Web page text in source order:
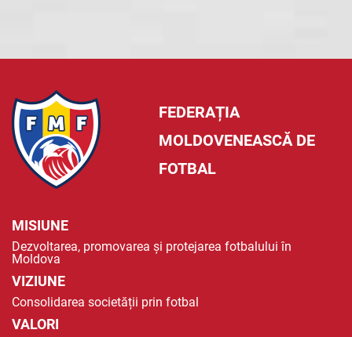
FEDERAȚIA
MOLDOVENEASCĂ DE
FOTBAL
MISIUNE
Dezvoltarea, promovarea și protejarea fotbalului în
Moldova
VIZIUNE
Consolidarea societății prin fotbal
VALORI